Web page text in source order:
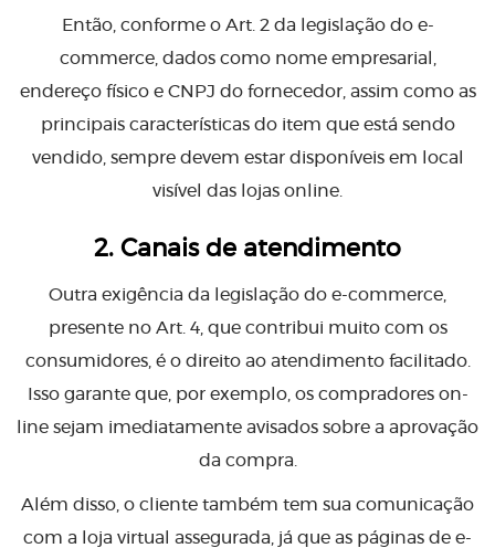
Então, conforme o Art. 2 da legislação do e-
commerce, dados como nome empresarial,
endereço físico e CNPJ do fornecedor, assim como as
principais características do item que está sendo
vendido, sempre devem estar disponíveis em local
visível das lojas online.
2. Canais de atendimento
Outra exigência da legislação do e-commerce,
presente no Art. 4, que contribui muito com os
consumidores, é o direito ao atendimento facilitado.
Isso garante que, por exemplo, os compradores on-
line sejam imediatamente avisados sobre a aprovação
da compra.
Além disso, o cliente também tem sua comunicação
com a loja virtual assegurada, já que as páginas de e-